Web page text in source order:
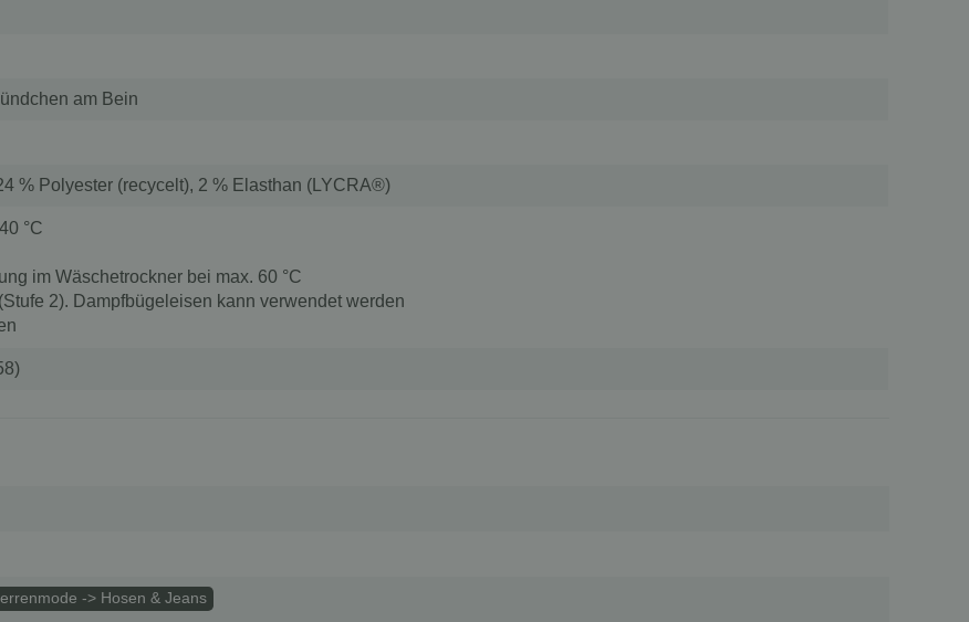
am Bein
% Polyester (recycelt), 2 % Elasthan (LYCRA®)
°C
im Wäschetrockner bei max. 60 °C
2). Dampfbügeleisen kann verwendet werden
-> Hosen & Jeans